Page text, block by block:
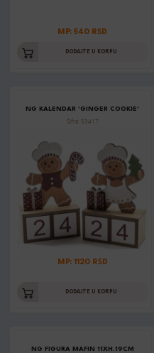
MP: 540 RSD
DODAJTE U KORPU
NG KALENDAR 'GINGER COOKIE'
Šifra: 53417
MP: 1120 RSD
DODAJTE U KORPU
NG FIGURA MAFIN 11XH.19CM